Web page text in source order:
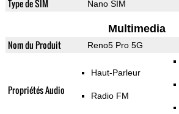
Type de SIM Nano SIM
Multimedia
Nom du Produit Reno5 Pro 5G
Propriétés Audio
Haut-Parleur
Radio FM